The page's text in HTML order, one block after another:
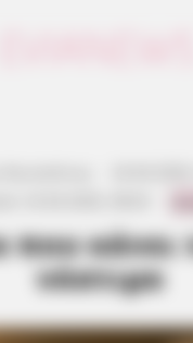
που κάνει
νόστιμο